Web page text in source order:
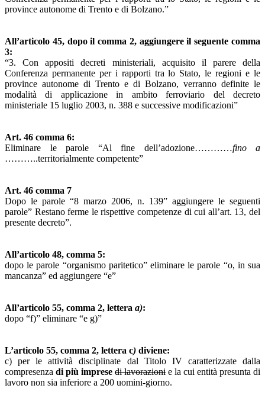
province autonome di Trento e di Bolzano.”
All’articolo 45, dopo il comma 2, aggiungere il seguente comma
3:
“3. Con appositi decreti ministeriali, acquisito il parere della
Conferenza permanente per i rapporti tra lo Stato, le regioni e le
province autonome di Trento e di Bolzano, verranno definite le
modalità di applicazione in ambito ferroviario del decreto
ministeriale 15 luglio 2003, n. 388 e successive modificazioni”
Art. 46 comma 6:
Eliminare le parole “Al fine dell’adozione…………fino a
………..territorialmente competente”
Art. 46 comma 7
Dopo le parole “8 marzo 2006, n. 139” aggiungere le seguenti
parole” Restano ferme le rispettive competenze di cui all’art. 13, del
presente decreto”.
All’articolo 48, comma 5:
dopo le parole “organismo paritetico” eliminare le parole “o, in sua
mancanza” ed aggiungere “e”
All’articolo 55, comma 2, lettera a):
dopo “f)” eliminare “e g)”
L’articolo 55, comma 2, lettera c) diviene:
c) per le attività disciplinate dal Titolo IV caratterizzate dalla
compresenza di più imprese di lavorazioni e la cui entità presunta di
lavoro non sia inferiore a 200 uomini-giorno.